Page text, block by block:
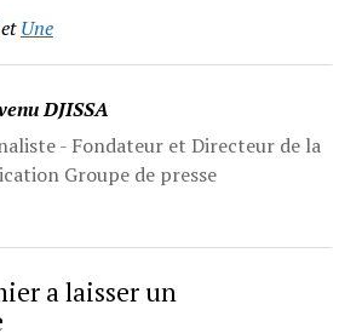
Une
DJISSA
- Fondateur et Directeur de la
Groupe de presse
a laisser un